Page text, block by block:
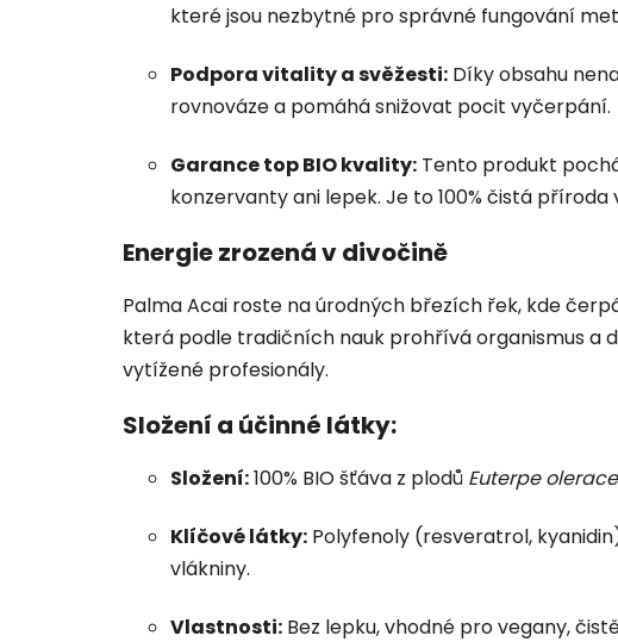
které jsou nezbytné pro správné fungování
Podpora vitality a svěžesti: Díky obsahu
rovnováze a pomáhá snižovat pocit vyčerpání.
Garance top BIO kvality: Tento produkt
konzervanty ani lepek. Je to 100% čistá příroda
Energie zrozená v divočině
Palma Acai roste na úrodných březích řek, kde
která podle tradičních nauk prohřívá organismus a
vytížené profesionály.
Složení a účinné látky:
Složení:100% BIO šťáva z plodů Euterpe
Klíčové látky: Polyfenoly (resveratrol,
vlákniny.
Vlastnosti: Bez lepku, vhodné pro vegany,